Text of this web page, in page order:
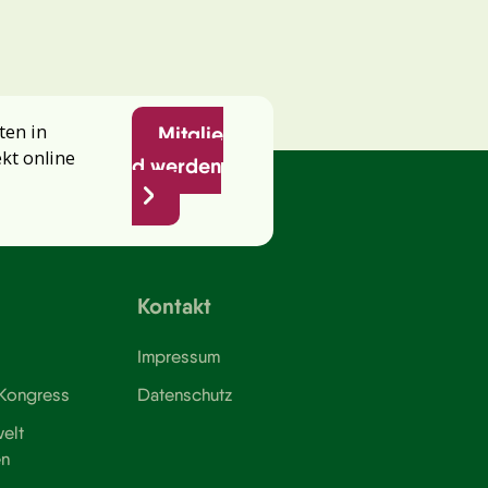
in
online
Mitglie
d werden
Kontakt
Impressum
Datenschutz